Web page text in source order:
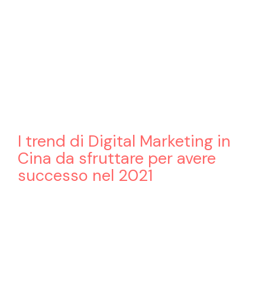
I trend di Digital Marketing in
Cina da sfruttare per avere
successo nel 2021